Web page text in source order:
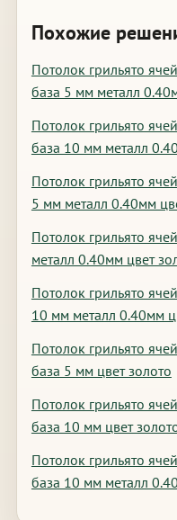
Похожие
Потолок грильято
база 5 мм металл
Потолок грильято
база 10 мм металл
Потолок грильято
5 мм металл 0.40мм
Потолок грильято
металл 0.40мм цвет
Потолок грильято
10 мм металл 0.40мм
Потолок грильято
база 5 мм цвет золото
Потолок грильято
база 10 мм цвет
Потолок грильято
база 10 мм металл